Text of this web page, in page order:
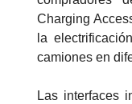
Charging
la
camiones en
Las interfaces